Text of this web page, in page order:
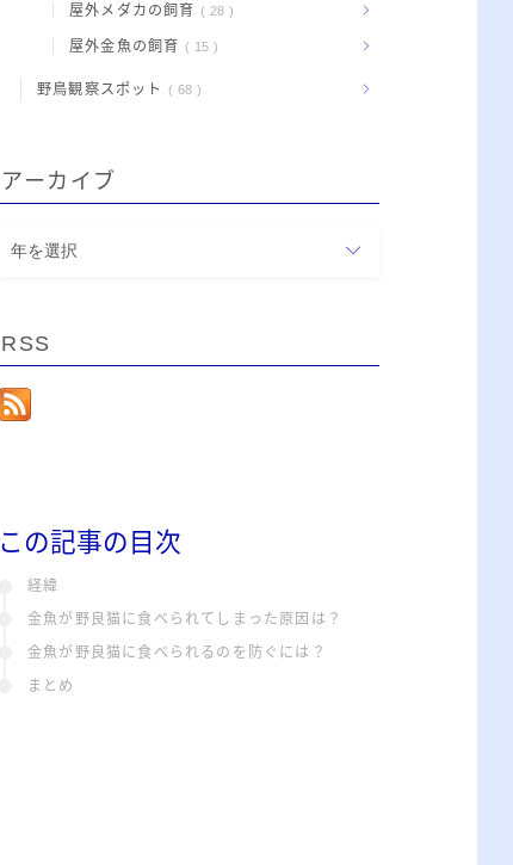
屋外メダカの飼育 28
屋外金魚の飼育 15
野鳥観察スポット 68
アーカイブ
ア
ブ
RSS
この記事の目次
経緯
金魚が野良猫に食べられてしまった原因は？
金魚が野良猫に食べられるのを防ぐには？
まとめ